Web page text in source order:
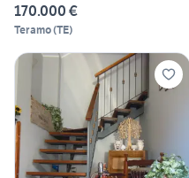
170.000 €
Teramo(TE)